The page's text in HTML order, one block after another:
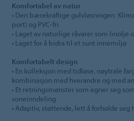
Komfortabel av natur
• Den bærekraftige gulvløsningen:
port) og PVC-fri
• Laget av naturlige råvarer som linolje
• Laget for å bidra til et sunt innemiljø
Komfortabelt design
• En kolleksjon med tidløse, nøytrale
kombinasjon med hverandre og med
• Et retningsmønster som egner seg
soneinndeling
• Adaptiv, støttende, lett å forholde